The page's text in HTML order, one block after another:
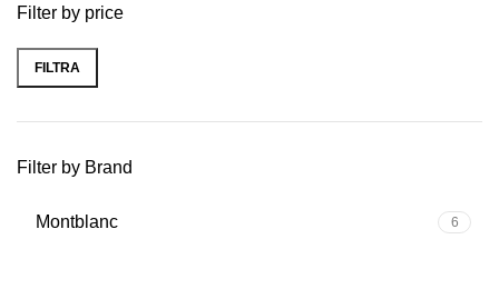
Filter by price
FILTRA
Filter by Brand
Montblanc 6